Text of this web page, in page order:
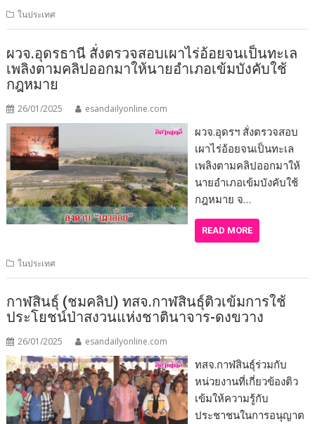
ในประเทศ
ผวจ.อุดรธานี สั่งตรวจสอบเผาไร่อ้อยจนเป็นทะเล
เพลิงตามคลิปออกมาให้นายอำเภอเข้มบังคับใช้
กฎหมาย
26/01/2025 esandailyonline.com
ผวจ.อุดรฯ สั่งตรวจสอบ
เผาไร่อ้อยจนเป็นทะเล
เพลิงตามคลิปออกมาให้
นายอำเภอเข้มบังคับใช้
กฎหมาย จ…
READ MORE
ในประเทศ
กาฬสินธุ์ (ชมคลิป) ทสจ.กาฬสินธุ์ติวเข้มการใช้
ประโยชน์ป่าสงวนแห่งชาตินาจาร-ดงขวาง
26/01/2025 esandailyonline.com
ทสจ.กาฬสินธุ์ร่วมกับ
หน่วยงานที่เกี่ยวข้องติว
เข้มให้ความรู้กับ
ประชาชนในการอนุญาต